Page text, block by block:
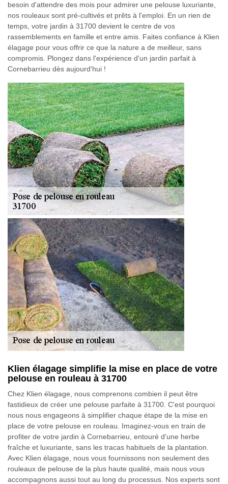
besoin d'attendre des mois pour admirer une pelouse luxuriante,
nos rouleaux sont pré-cultivés et prêts à l'emploi. En un rien de
temps, votre jardin à 31700 devient le centre de vos
rassemblements en famille et entre amis. Faites confiance à Klien
élagage pour vous offrir ce que la nature a de meilleur, sans
compromis. Plongez dans l'expérience d'un jardin parfait à
Cornebarrieu dès aujourd'hui !
Klien élagage simplifie la mise en place de votre
pelouse en rouleau à 31700
Chez Klien élagage, nous comprenons combien il peut être
fastidieux de créer une pelouse parfaite à 31700. C'est pourquoi
nous nous engageons à simplifier chaque étape de la mise en
place de votre pelouse en rouleau. Imaginez-vous en train de
profiter de votre jardin à Cornebarrieu, entouré d'une herbe
fraîche et luxuriante, sans les tracas habituels de la plantation.
Avec Klien élagage, nous vous fournissons non seulement des
rouleaux de pelouse de la plus haute qualité, mais nous vous
accompagnons aussi tout au long du processus. Nos experts sont